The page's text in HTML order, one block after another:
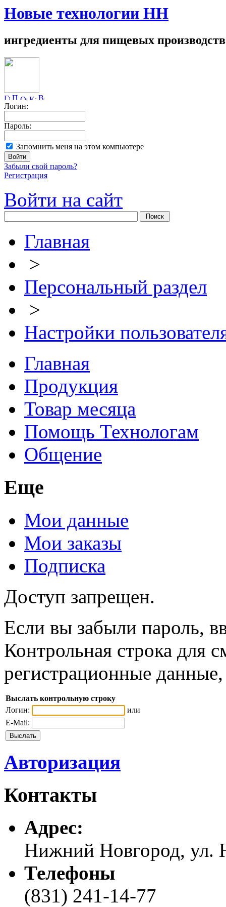
Новые технологии НН
ингредиенты для пищевых производств
Логин:
Пароль:
Запомнить меня на этом компьютере
Забыли свой пароль?
Регистрация
Войти на сайт
Главная
>
Персональный раздел
>
Настройки
Главная
Продукция
Товар месяца
Помощь Технологам
Общение
Еще
Мои данные
Мои заказы
Подписка
Доступ запрещен.
Если вы забыли пароль,
Контрольная строка для
регистрационные
Выслать контрольную строку
Логин:
или
E-Mail:
Авторизация
Контакты
Адреc:
Нижний Новгород, ул.
Телефоны
(831) 241-14-77